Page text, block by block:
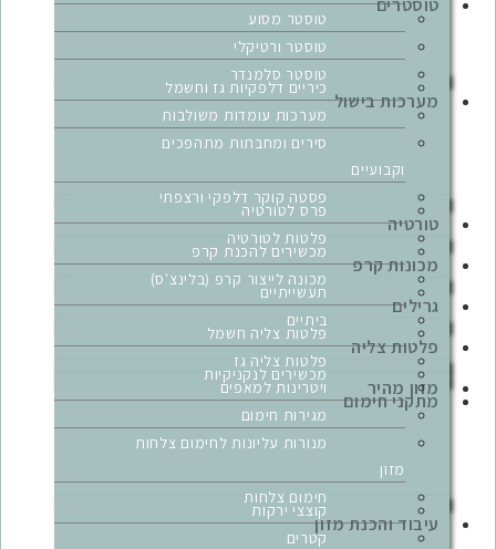
טוסטרים
טוסטר מסוע
טוסטר ורטיקלי
טוסטר סלמנדר
מערכות בישול
כיריים דלפקיות גז וחשמל
מערכות עומדות משולבות
סירים ומחבתות מתהפכים
וקבועיים
פסטה קוקר דלפקי ורצפתי
טורטיה
פרס לטורטיה
פלטות לטורטיה
מכונות קרפ
מכשירים להכנת קרפ
מכונה לייצור קרפ (בלינצ'ס)
גרילים
תעשייתיים
ביתיים
פלטות צליה
פלטות צליה חשמל
פלטות צליה גז
מזון מהיר
מכשירים לנקניקיות
מתקני חימום
ויטרינות למאפים
מגירות חימום
מנורות עליונות לחימום צלחות
מזון
חימום צלחות
עיבוד והכנת מזון
קוצצי ירקות
קטרים